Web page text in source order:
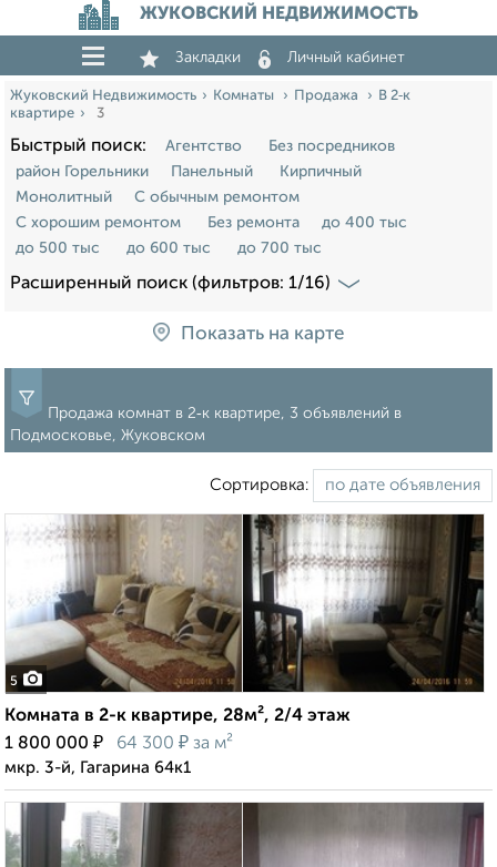
ЖУКОВСКИЙ НЕДВИЖИМОСТЬ
Закладки Личный кабинет
Жуковский Недвижимость Комнаты Продажа
В 2‑к
квартире
3
Быстрый поиск: Агентство
Без посредников
район Горельники
Панельный
Кирпичный
Монолитный
С обычным ремонтом
С хорошим ремонтом
Без ремонта
до 400 тыс
до 500 тыс
до 600 тыс до 700 тыс
Расширенный поиск (фильтров: 1/16)
Показать на карте
Продажа комнат в 2‑к квартире, 3 объявлений в
Подмосковье, Жуковском
Сортировка:
5
Комната в 2-к квартире, 28м², 2/4 этаж
1 800 000 ₽ 64 300 ₽ за м²
мкр. 3-й, Гагарина 64к1